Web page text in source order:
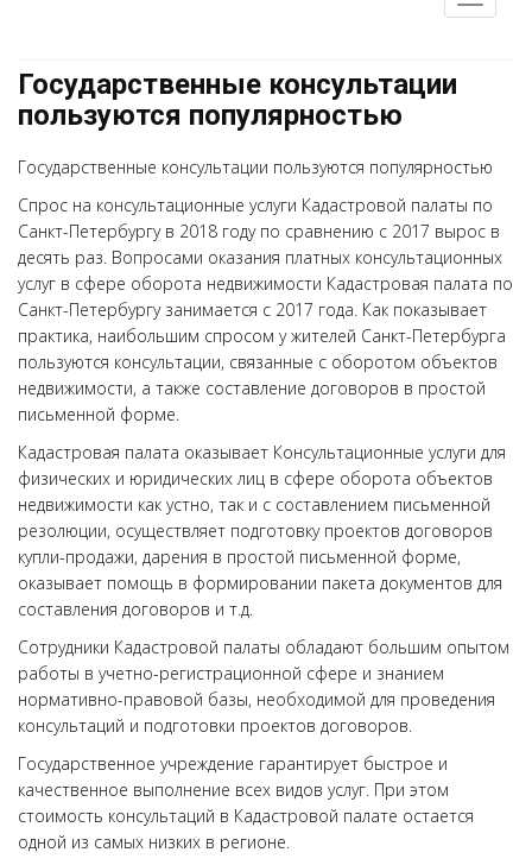
Государственные консультации
пользуются популярностью
Государственные консультации пользуются популярностью
Спрос на консультационные услуги Кадастровой палаты по
Санкт-Петербургу в 2018 году по сравнению с 2017 вырос в
десять раз. Вопросами оказания платных консультационных
услуг в сфере оборота недвижимости Кадастровая палата по
Санкт-Петербургу занимается с 2017 года. Как показывает
практика, наибольшим спросом у жителей Санкт-Петербурга
пользуются консультации, связанные с оборотом объектов
недвижимости, а также составление договоров в простой
письменной форме.
Кадастровая палата оказывает Консультационные услуги для
физических и юридических лиц в сфере оборота объектов
недвижимости как устно, так и с составлением письменной
резолюции, осуществляет подготовку проектов договоров
купли-продажи, дарения в простой письменной форме,
оказывает помощь в формировании пакета документов для
составления договоров и т.д.
Сотрудники Кадастровой палаты обладают большим опытом
работы в учетно-регистрационной сфере и знанием
нормативно-правовой базы, необходимой для проведения
консультаций и подготовки проектов договоров.
Государственное учреждение гарантирует быстрое и
качественное выполнение всех видов услуг. При этом
стоимость консультаций в Кадастровой палате остается
одной из самых низких в регионе.